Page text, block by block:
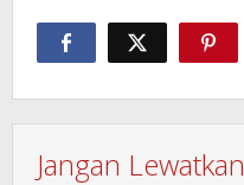
Jangan Lewatkan